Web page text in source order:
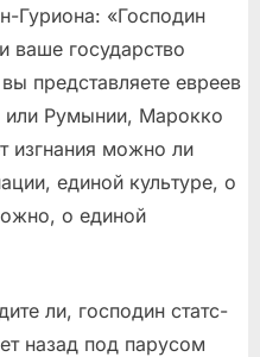
Гуриона: «Господин
ваше государство
представляете евреев
Румынии, Марокко
изгнания можно ли
единой культуре, о
о единой
ли, господин статс-
назад под парусом